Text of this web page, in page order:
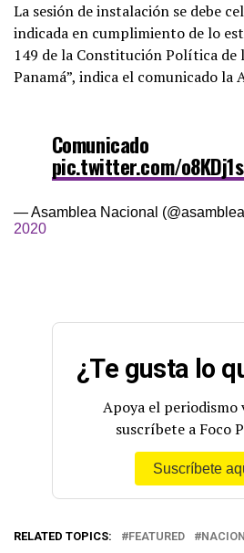
La sesión de instalación se debe
indicada en cumplimiento de lo
149 de la Constitución Política de
Panamá”, indica el comunicado la
Comunicado
pic.twitter.com/
— Asamblea Nacional
2020
¿Te gusta lo
Apoya el periodismo
suscríbete a Foco
Suscríbete
RELATED TOPICS: FEATURED